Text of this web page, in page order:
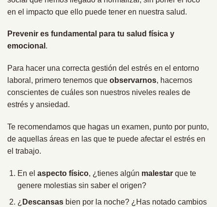
en el impacto que ello puede tener en nuestra salud.
Prevenir es fundamental para tu salud física y
emocional .
Para hacer una correcta gestión del estrés en el entorno
laboral, primero tenemos que observarnos, hacernos
conscientes de cuáles son nuestros niveles reales de
estrés y ansiedad.
Te recomendamos que hagas un examen, punto por punto,
de aquellas áreas en las que te puede afectar el estrés en
el trabajo.
En el aspecto físico, ¿tienes algún malestarque te
genere molestias sin saber el origen?
¿ Descansasbien por la noche? ¿Has notado cambios